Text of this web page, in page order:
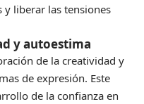
y liberar las tensiones
y autoestima
de la creatividad y
de expresión. Este
de la confianza en